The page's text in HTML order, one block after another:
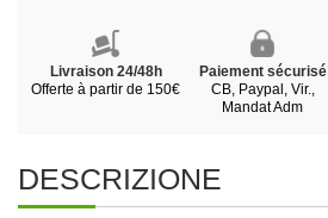
Livraison 24/48h
Offerte à partir de 150€
Paiement sécurisé
CB, Paypal, Vir.,
Mandat Adm
DESCRIZIONE